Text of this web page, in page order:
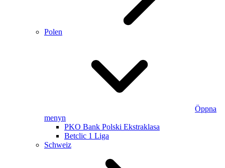
Polen
Öppna
menyn
PKO Bank Polski Ekstraklasa
Betclic 1 Liga
Schweiz